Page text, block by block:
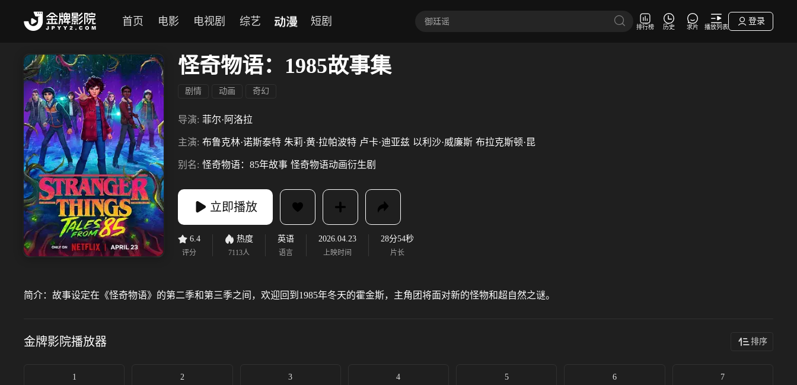
首页 电影 电视剧 综艺 动漫 短剧 排行榜 历史 求片 播放列表
登录
怪奇物语：1985故事集
剧情 动画 奇幻
导演: 菲尔·阿洛拉
主演: 布鲁克林·诺斯泰特 朱莉·黄·拉帕波特 卢卡·迪亚兹 以利沙·威廉斯 布拉克斯顿·昆
别名: 怪奇物语：85年故事 怪奇物语动画衍生剧
立即播放
6.4
评分
热度
7113人
英语
语言
2026.04.23
上映时间
28分54秒
片长
简介： 故事设定在《怪奇物语》的第二季和第三季之间，欢迎回到1985年冬天的霍金斯，主角团将面对新的怪物和超自然之谜。
金牌影院播放器 排序
1 2 3 4 5 6 7